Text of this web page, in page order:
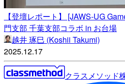
【登壇レポート】 [JAWS-UG
門支部 千葉支部コラボ in お台場
越井 琢巳 (Koshii Takumi)
2025.12.17
クラスメソッド